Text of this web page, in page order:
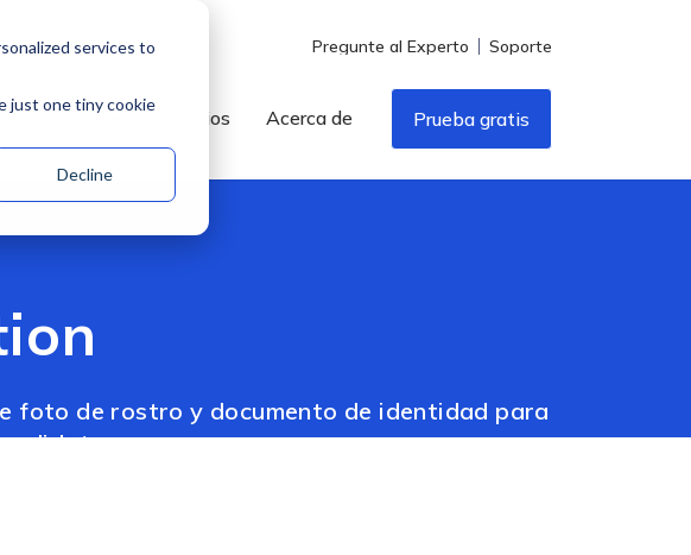
services to
just one tiny cookie
Decline
Pregunte al Experto Soporte
Clientes Precios Acerca de Prueba gratis
foto de rostro y documento de identidad para